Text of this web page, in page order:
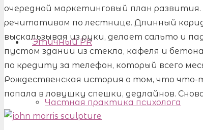
Этичный PR
Частная практика психолога
очередной маркетинговый план
речитативом по лестнице. Длинный
выскальзывая из руки, делает сальто и
пустом здании из стекла, кафеля и
по кредиту за телефон, который всего
Рождественская история о том, что что-
попала в ловушку спешки, дедлайнов.